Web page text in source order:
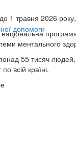
допомоги
1 травня 2026
програма
ментального
55 тисяч людей,
всій країні.